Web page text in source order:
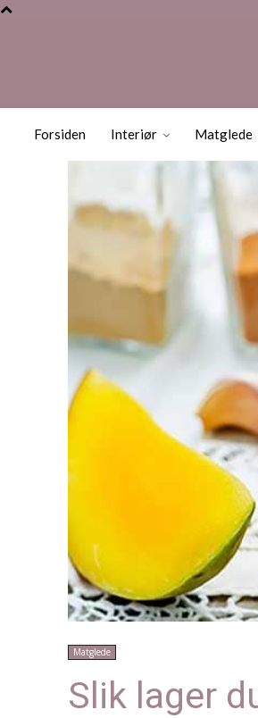
Forsiden Interiør Matglede
Slik
Matglede
Slik lager